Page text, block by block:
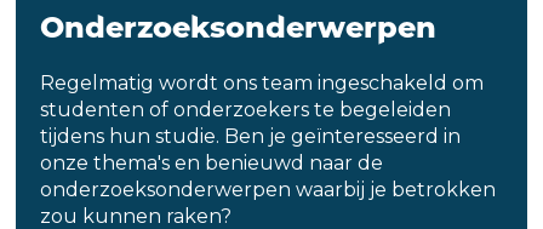
Onderzoeksonderwerpen
Regelmatig wordt ons team ingeschakeld om
studenten of onderzoekers te begeleiden
tijdens hun studie. Ben je geïnteresseerd in
onze thema's en benieuwd naar de
onderzoeksonderwerpen waarbij je betrokken
zou kunnen raken?